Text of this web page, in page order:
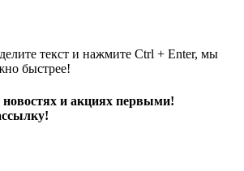
текст и нажмите Ctrl + Enter, мы
быстрее!
и акциях первыми!